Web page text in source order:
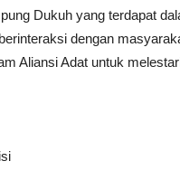
Dukuh yang terdapat
dengan
Aliansi Adat untuk